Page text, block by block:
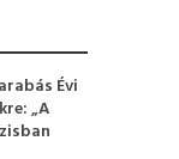
Évi
„A